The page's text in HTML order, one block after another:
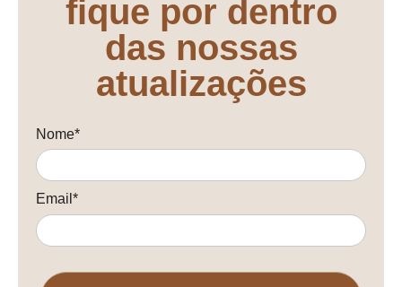
fique por dentro
das nossas
atualizações
Nome*
Email*